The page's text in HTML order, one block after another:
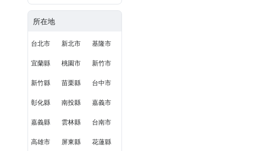
所在地
台北市 新北市 基隆市
宜蘭縣 桃園市 新竹市
新竹縣 苗栗縣 台中市
彰化縣 南投縣 嘉義市
嘉義縣 雲林縣 台南市
高雄市 屏東縣 花蓮縣